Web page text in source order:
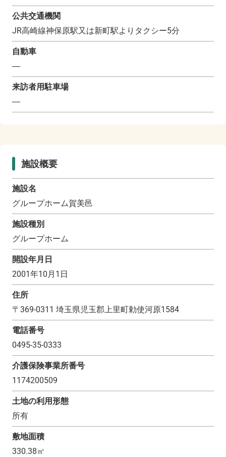
公共交通機関
JR高崎線神保原駅又は新町駅よりタクシー5分
自動車
―
来訪者用駐車場
―
施設概要
施設名
グループホーム賀美邑
施設種別
グループホーム
開設年月日
2001年10月1日
住所
〒 369-0311 埼玉県児玉郡上里町勅使河原1584
電話番号
0495-35-0333
介護保険事業所番号
1174200509
土地の利用形態
所有
敷地面積
330.38㎡